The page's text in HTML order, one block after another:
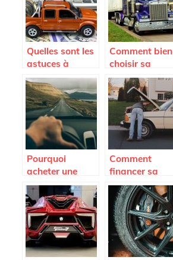
voiture
Quelles sont les
astuces à
connaître pour
payer le moins
cher possible
son assurance
auto ?
Comment bien
choisir sa
remorque ?
Pourquoi
acheter une
voiture
d’occasion ?
Comment
financer sa
flotte
automobile
pour son
entreprise ?